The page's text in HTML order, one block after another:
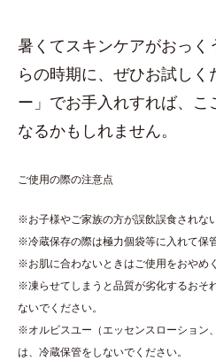
暑くてスキンケアがおっ
らの時期に、ぜひお試し
ー」でお手入れすれば、
なるかもしれません。
ご使用の際の注意点
※お子様やご家族の方が誤飲誤食されな
※冷蔵保存の際は極力個袋等に入れて保
※お肌に合わないときはご使用をおやめ
※凍らせてしまうと品質が劣化するおそ
ないでください。
※オルビスユー（エッセンスローション
は、冷蔵保管をしないでください。